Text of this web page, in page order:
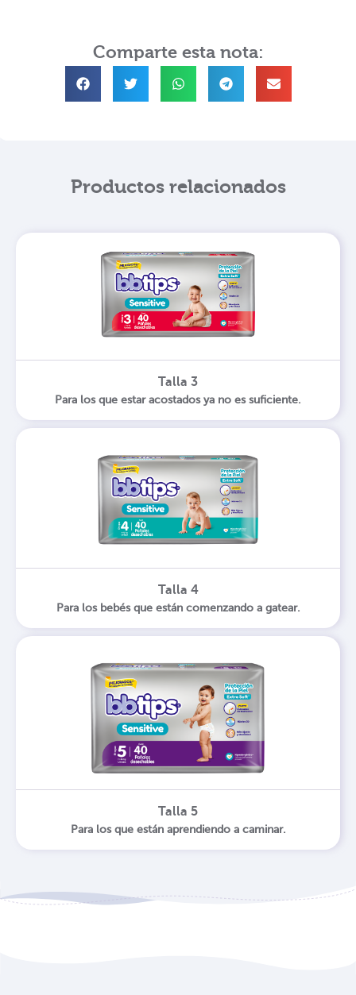
Comparte esta nota:
Productos relacionados
Talla 3
Para los que estar acostados ya no es suficiente.
Talla 4
Para los bebés que están comenzando a gatear.
Talla 5
Para los que están aprendiendo a caminar.